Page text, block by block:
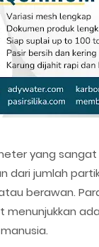
yang sangat
dari jumlah
berawan.